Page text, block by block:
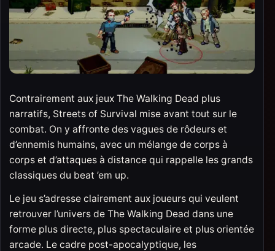
Contrairement aux jeux The Walking Dead plus
narratifs, Streets of Survival mise avant tout sur le
combat. On y affronte des vagues de rôdeurs et
d’ennemis humains, avec un mélange de corps à
corps et d’attaques à distance qui rappelle les grands
classiques du beat ’em up.
Le jeu s’adresse clairement aux joueurs qui veulent
retrouver l’univers de The Walking Dead dans une
forme plus directe, plus spectaculaire et plus orientée
arcade. Le cadre post-apocalyptique, les